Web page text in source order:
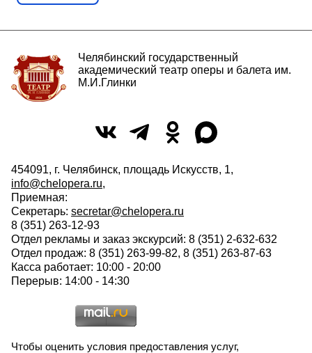
Челябинский государственный
академический театр оперы и балета им.
М.И.Глинки
454091, г. Челябинск, площадь Искусств, 1,
info@chelopera.ru,
Приемная:
Секретарь: secretar@chelopera.ru
8 (351) 263-12-93
Отдел рекламы и заказ экскурсий: 8 (351) 2-632-632
Отдел продаж: 8 (351) 263-99-82, 8 (351) 263-87-63
Касса работает: 10:00 - 20:00
Перерыв: 14:00 - 14:30
Чтобы оценить условия предоставления услуг,